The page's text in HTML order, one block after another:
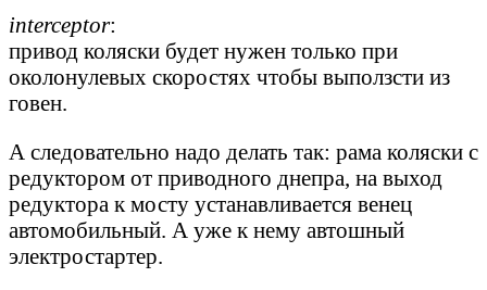
interceptor:
привод коляски будет нужен только при
околонулевых скоростях чтобы выползсти из
говен.
А следовательно надо делать так: рама коляски с
редуктором от приводного днепра, на выход
редуктора к мосту устанавливается венец
автомобильный. А уже к нему автошный
электростартер.